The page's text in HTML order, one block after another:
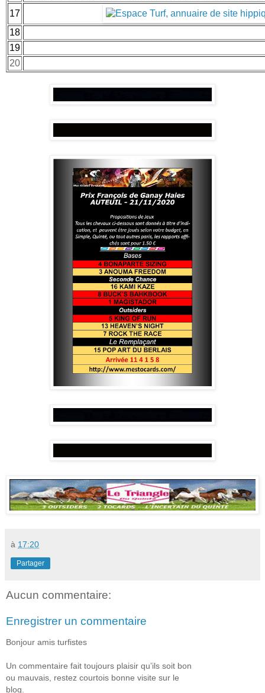
17
18
19
20
à 17:20
Partager
Aucun commentaire:
Enregistrer un commentaire
Bonjour amis turfistes
Un commentaire fait toujours plaisir qu’ils soit bon
ou mauvais, restez courtois bonne visite sur le
blog.